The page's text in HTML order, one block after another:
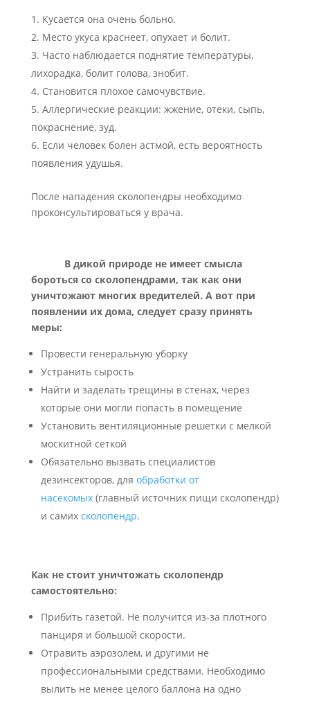
Кусается она очень больно.
Место укуса краснеет, опухает и болит.
Часто наблюдается поднятие температуры,
лихорадка, болит голова, знобит.
Становится плохое самочувствие.
Аллергические реакции: жжение, отеки, сыпь,
покраснение, зуд.
Если человек болен астмой, есть вероятность
появления удушья.
После нападения сколопендры необходимо
проконсультироваться у врача.
В дикой природе не имеет смысла
бороться со сколопендрами, так как они
уничтожают многих вредителей. А вот при
появлении их дома, следует сразу принять
меры:
Провести генеральную уборку
Устранить сырость
Найти и заделать трещины в стенах, через
которые они могли попасть в помещение
Установить вентиляционные решетки с мелкой
москитной сеткой
Обязательно вызвать специалистов
дезинсекторов, для обработки от
насекомых(главный источник пищи сколопендр)
и самих сколопендр.
Как не стоит уничтожать сколопендр
самостоятельно:
Прибить газетой. Не получится из-за плотного
панциря и большой скорости.
Отравить аэрозолем, и другими не
профессиональными средствами. Необходимо
вылить не менее целого баллона на одно